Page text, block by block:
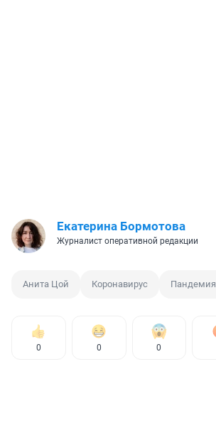
Екатерина Бормотова
Журналист оперативной редакции
Анита Цой Коронавирус Пандемия
0 0 0